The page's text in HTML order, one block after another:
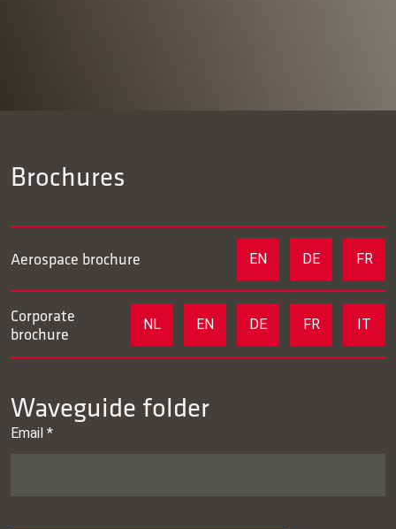
Brochures
Aerospace brochure EN DE FR
Corporate
brochure
NL EN DE FR IT
Waveguide folder